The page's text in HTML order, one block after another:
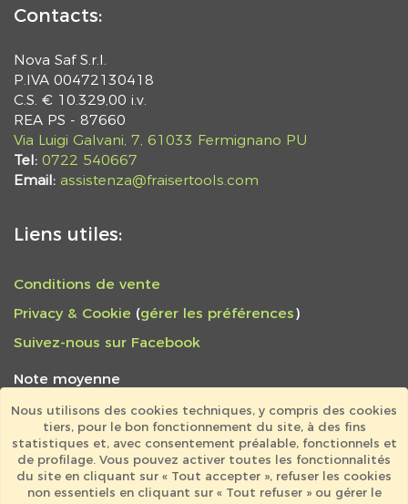
Contacts:
Nova Saf S.r.l.
P.IVA 00472130418
C.S. € 10.329,00 i.v.
REA PS - 87660
Via Luigi Galvani, 7, 61033 Fermignano PU
Tel: 0722 540667
Email: assistenza@fraisertools.com
Liens utiles:
Conditions de vente
Privacy & Cookie (gérer les préférences)
Suivez-nous sur Facebook
Note moyenne
4,9 / 5
797 avis au total
NASTRO SEGA
"Ottimo prodotto e ditta seria e cortese
Nous utilisons des cookies techniques, y compris des cookies
tiers, pour le bon fonctionnement du site, à des fins
statistiques et, avec consentement préalable, fonctionnels et
de profilage. Vous pouvez activer toutes les fonctionnalités
du site en cliquant sur « Tout accepter », refuser les cookies
non essentiels en cliquant sur « Tout refuser » ou gérer le